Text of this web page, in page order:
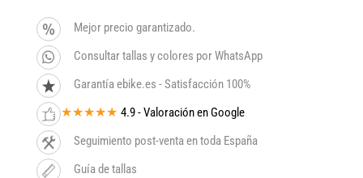
Mejor precio garantizado.
Consultar tallas y colores por WhatsApp
Garantía ebike.es - Satisfacción 100%
★★★★★ 4.9 - Valoración en Google
Seguimiento post-venta en toda España
Guía de tallas